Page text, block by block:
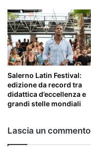
Salerno Latin Festival:
edizione da record tra
didattica d’eccellenza e
grandi stelle mondiali
Lascia un commento